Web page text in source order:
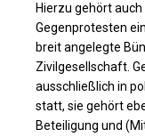
Hierzu gehört
Gegenprotesten
breit angelegte
Zivilgesellschaft.
ausschließlich in
statt, sie gehört
Beteiligung und